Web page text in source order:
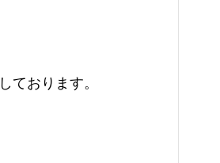
ております。